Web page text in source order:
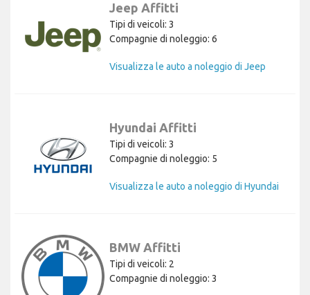
Jeep Affitti
Tipi di veicoli: 3
Compagnie di noleggio: 6
Visualizza le auto a noleggio di Jeep
Hyundai Affitti
Tipi di veicoli: 3
Compagnie di noleggio: 5
Visualizza le auto a noleggio di Hyundai
BMW Affitti
Tipi di veicoli: 2
Compagnie di noleggio: 3